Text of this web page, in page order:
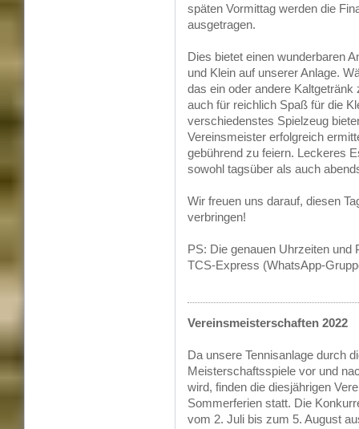
späten Vormittag werden die
ausgetragen.
Dies bietet einen wunderbaren
und Klein auf unserer Anlage.
das ein oder andere
auch für reichlich Spaß für die
verschiedenstes Spielzeug
Vereinsmeister erfolgreich
gebührend zu feiern. Leckeres
sowohl tagsüber als auch
Wir freuen uns darauf, diesen
verbringen!
PS: Die genauen Uhrzeiten und
TCS-Express (WhatsApp-
Vereinsmeisterschaften 2022
Da unsere Tennisanlage durch
Meisterschaftsspiele vor und
wird, finden die diesjährigen
Sommerferien statt. Die
vom 2. Juli bis zum 5. August